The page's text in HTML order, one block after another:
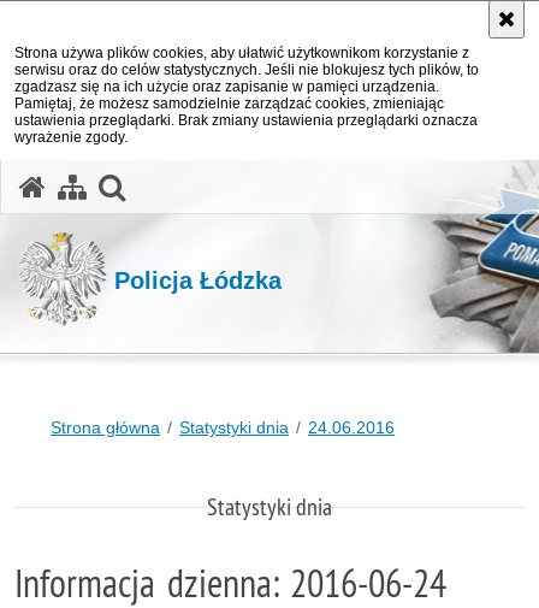
Strona używa plików cookies, aby ułatwić użytkownikom korzystanie z
serwisu oraz do celów statystycznych. Jeśli nie blokujesz tych plików, to
zgadzasz się na ich użycie oraz zapisanie w pamięci urządzenia.
Pamiętaj, że możesz samodzielnie zarządzać cookies, zmieniając
ustawienia przeglądarki. Brak zmiany ustawienia przeglądarki oznacza
wyrażenie zgody.
Policja Łódzka
Strona główna Statystyki dnia 24.06.2016
Statystyki dnia
Informacja dzienna: 2016-06-24